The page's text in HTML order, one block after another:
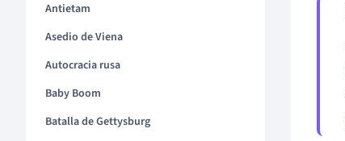
Antietam
Asedio de Viena
Autocracia rusa
Baby Boom
Batalla de Gettysburg